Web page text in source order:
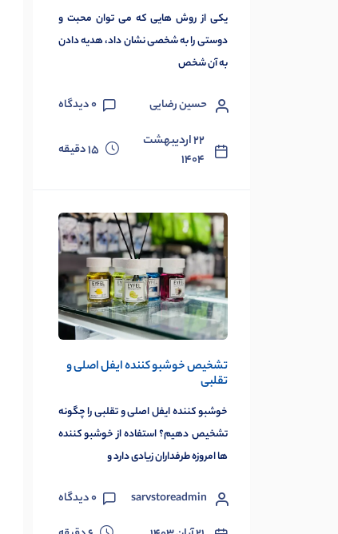
یکی از روش هایی که می توان محبت و
دوستی را به شخصی نشان داد، هدیه دادن
به آن شخص
حسین رضایی 0دیدگاه
۲۲ اردیبهشت
۱۴۰۴
15دقیقه
تشخیص خوشبو کننده ایفل اصلی و
تقلبی
خوشبو کننده ایفل اصلی و تقلبی را چگونه
تشخیص دهیم؟ استفاده از خوشبو کننده
ها امروزه طرفداران زیادی دارد و
sarvstoreadmin
0دیدگاه